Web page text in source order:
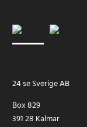
24 se Sverige AB
Box 829
391 28 Kalmar